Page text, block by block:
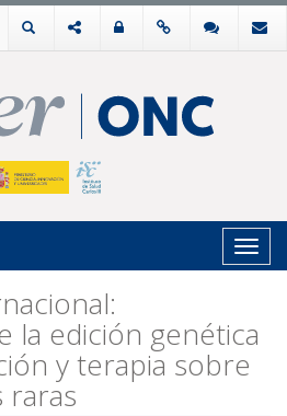
la edición genética
y terapia sobre
raras